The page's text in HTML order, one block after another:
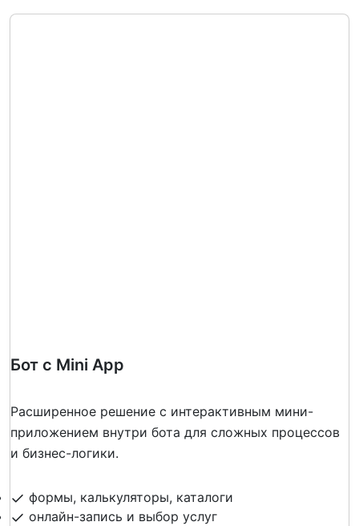
Бот с Mini App
Расширенное решение с интерактивным мини-
приложением внутри бота для сложных процессов
и бизнес-логики.
формы, калькуляторы, каталоги
онлайн-запись и выбор услуг